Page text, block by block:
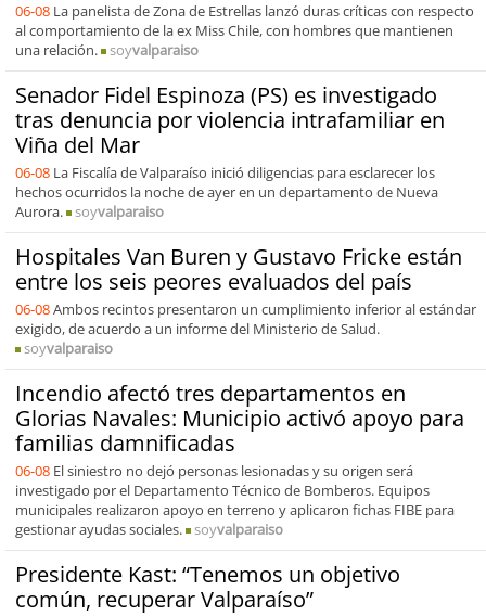
06-08 La panelista de Zona de Estrellas lanzó duras críticas con respecto
al comportamiento de la ex Miss Chile, con hombres que mantienen
una relación.
soyvalparaiso
Senador Fidel Espinoza (PS) es investigado
tras denuncia por violencia intrafamiliar en
Viña del Mar
06-08 La Fiscalía de Valparaíso inició diligencias para esclarecer los
hechos ocurridos la noche de ayer en un departamento de Nueva
Aurora.
soyvalparaiso
Hospitales Van Buren y Gustavo Fricke están
entre los seis peores evaluados del país
06-08Ambos recintos presentaron un cumplimiento inferior al estándar
exigido, de acuerdo a un informe del Ministerio de Salud.
soyvalparaiso
Incendio afectó tres departamentos en
Glorias Navales: Municipio activó apoyo para
familias damnificadas
06-08 El siniestro no dejó personas lesionadas y su origen será
investigado por el Departamento Técnico de Bomberos. Equipos
municipales realizaron apoyo en terreno y aplicaron fichas FIBE para
gestionar ayudas sociales.
soyvalparaiso
Presidente Kast: “Tenemos un objetivo
común, recuperar Valparaíso”